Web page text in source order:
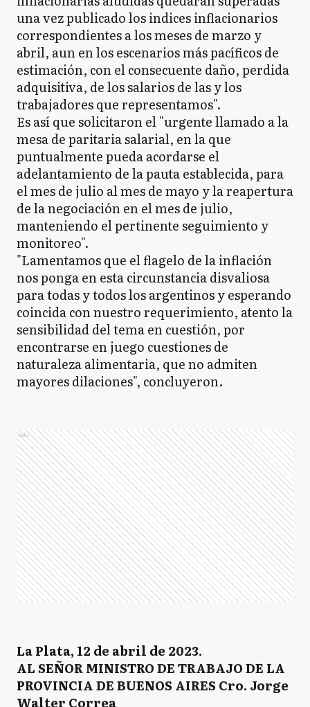
una vez publicado los indices inflacionarios
correspondientes a los meses de marzo y
abril, aun en los escenarios más pacíficos de
estimación, con el consecuente daño, perdida
adquisitiva, de los salarios de las y los
trabajadores que representamos".
Es así que solicitaron el "urgente llamado a la
mesa de paritaria salarial, en la que
puntualmente pueda acordarse el
adelantamiento de la pauta establecida, para
el mes de julio al mes de mayo y la reapertura
de la negociación en el mes de julio,
manteniendo el pertinente seguimiento y
monitoreo".
"Lamentamos que el flagelo de la inflación
nos ponga en esta circunstancia disvaliosa
para todas y todos los argentinos y esperando
coincida con nuestro requerimiento, atento la
sensibilidad del tema en cuestión, por
encontrarse en juego cuestiones de
naturaleza alimentaria, que no admiten
mayores dilaciones", concluyeron.
Ads
La Plata, 12 de abril de 2023.
AL SEÑOR MINISTRO DE TRABAJO DE LA
PROVINCIA DE BUENOS AIRES Cro. Jorge
Walter Correa